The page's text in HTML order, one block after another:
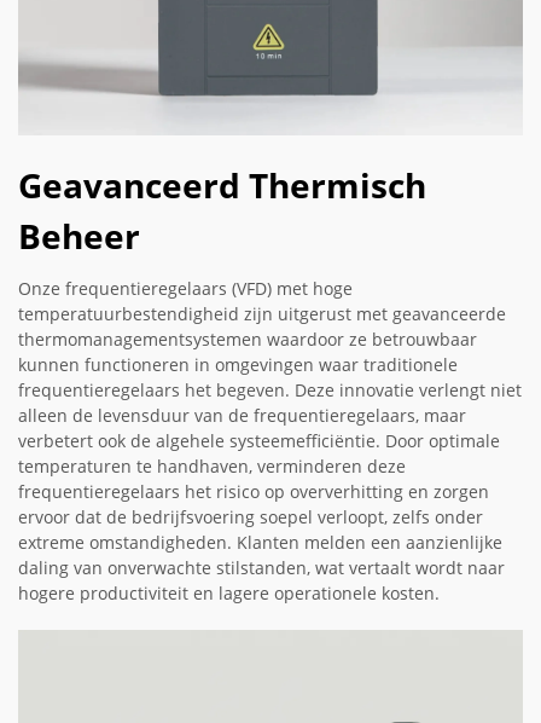
Geavanceerd Thermisch
Beheer
Onze frequentieregelaars (VFD) met hoge
temperatuurbestendigheid zijn uitgerust met geavanceerde
thermomanagementsystemen waardoor ze betrouwbaar
kunnen functioneren in omgevingen waar traditionele
frequentieregelaars het begeven. Deze innovatie verlengt niet
alleen de levensduur van de frequentieregelaars, maar
verbetert ook de algehele systeemefficiëntie. Door optimale
temperaturen te handhaven, verminderen deze
frequentieregelaars het risico op oververhitting en zorgen
ervoor dat de bedrijfsvoering soepel verloopt, zelfs onder
extreme omstandigheden. Klanten melden een aanzienlijke
daling van onverwachte stilstanden, wat vertaalt wordt naar
hogere productiviteit en lagere operationele kosten.